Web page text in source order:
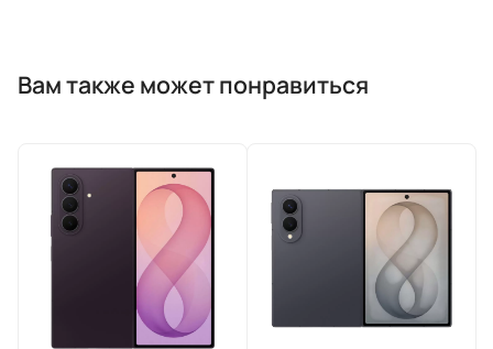
Вам также может понравиться